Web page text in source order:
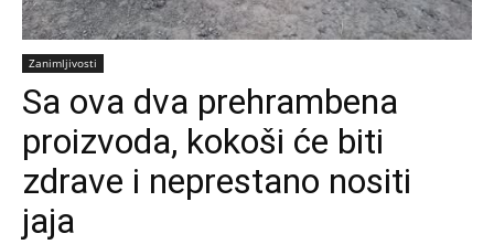
Zanimljivosti
Sa ova dva prehrambena
proizvoda, kokoši će biti
zdrave i neprestano nositi
jaja